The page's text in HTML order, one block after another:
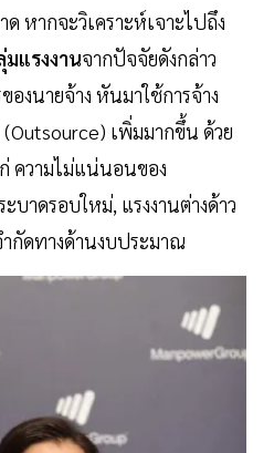
ด หากจะวิเคราะห์เจาะไปถึง
มแรงงานจากปัจจัยดังกล่าว
องนายจ้าง หันมาใช้การจ้าง
เพิ่มมากขึ้น ด้วย
ความไม่แน่นอนของ
บาดรอบใหม่, แรงงานต่างด้าว
กัดทางด้านงบประมาณ